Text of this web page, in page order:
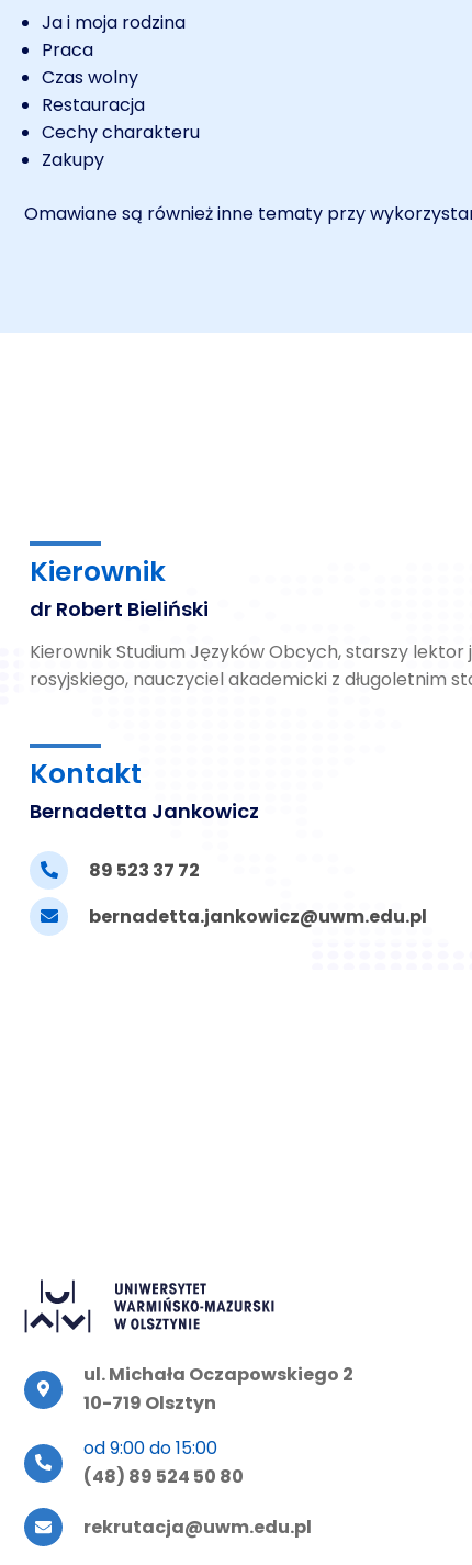
Ja i moja rodzina
Praca
Czas wolny
Restauracja
Cechy charakteru
Zakupy
Omawiane są również inne tematy przy
Kierownik
dr Robert Bieliński
Kierownik Studium Języków Obcych, starszy lektor
rosyjskiego, nauczyciel akademicki z długoletnim
Kontakt
Bernadetta Jankowicz
89 523 37 72
bernadetta.jankowicz@uwm.edu.pl
ul. Michała Oczapowskiego 2
10-719 Olsztyn
od 9:00 do 15:00
(48) 89 524 50 80
rekrutacja@uwm.edu.pl